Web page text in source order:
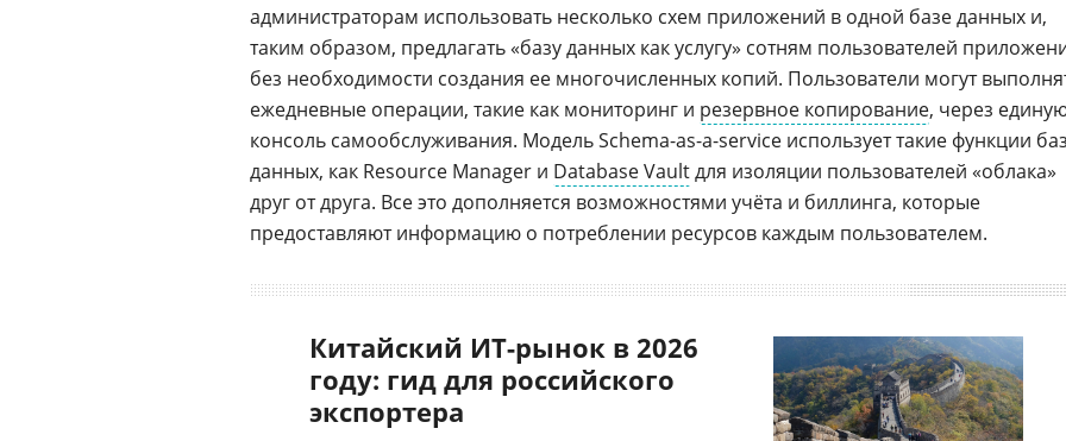
администраторам использовать несколько схем приложений в одной базе данных и,
таким образом, предлагать «базу данных как услугу» сотням пользователей
без необходимости создания ее многочисленных копий. Пользователи могут
ежедневные операции, такие как мониторинг и резервное копирование, через
консоль самообслуживания. Модель Schema-as-a-service использует такие функции
данных, как Resource Manager и Database Vaultдля изоляции пользователей «облака»
друг от друга. Все это дополняется возможностями учёта и биллинга, которые
предоставляют информацию о потреблении ресурсов каждым пользователем.
Китайский ИТ-рынок в 2026
году: гид для российского
экспортера